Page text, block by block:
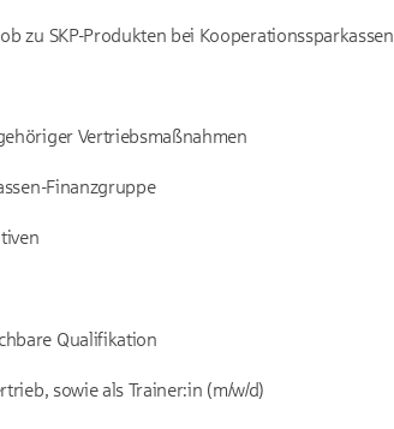
zu SKP-Produkten bei Kooperationssparkassen
Vertriebsmaßnahmen
Finanzgruppe
Qualifikation
sowie als Trainer:in (m/w/d)